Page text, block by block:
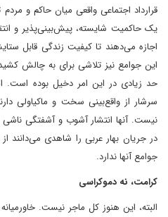
قرارداد اجتماعی واقعی میان حاکم و
یک حاکمیت شایسته، پیش‌بینی‌پذیر و
اجازه می‌دهند تا کیفیت زندگی قابل
این جوامع نیز تلاشی برای به چالش
حد زیادی در این امر دخیل بوده است.
سرشار از واقع‌بینی سخت‌ و ماکیاولی
نیست. آنها انتشار آشوب و آشفتگی
در جریان بهار عربی را شاهدی
جوامع آنها ندارد.
کرامت، نه دموکراسی
البته، این هنوز کل ماجر نیست.